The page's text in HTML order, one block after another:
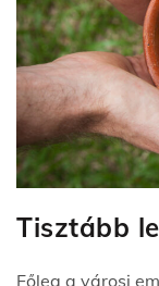
Tisztább
Főleg a városi